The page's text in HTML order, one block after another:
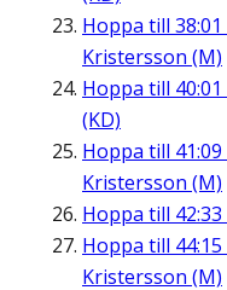
Hoppa till 38:01
Kristersson (M)
Hoppa till 40:01
(KD)
Hoppa till 41:09
Kristersson (M)
Hoppa till 42:33
Hoppa till 44:15
Kristersson (M)